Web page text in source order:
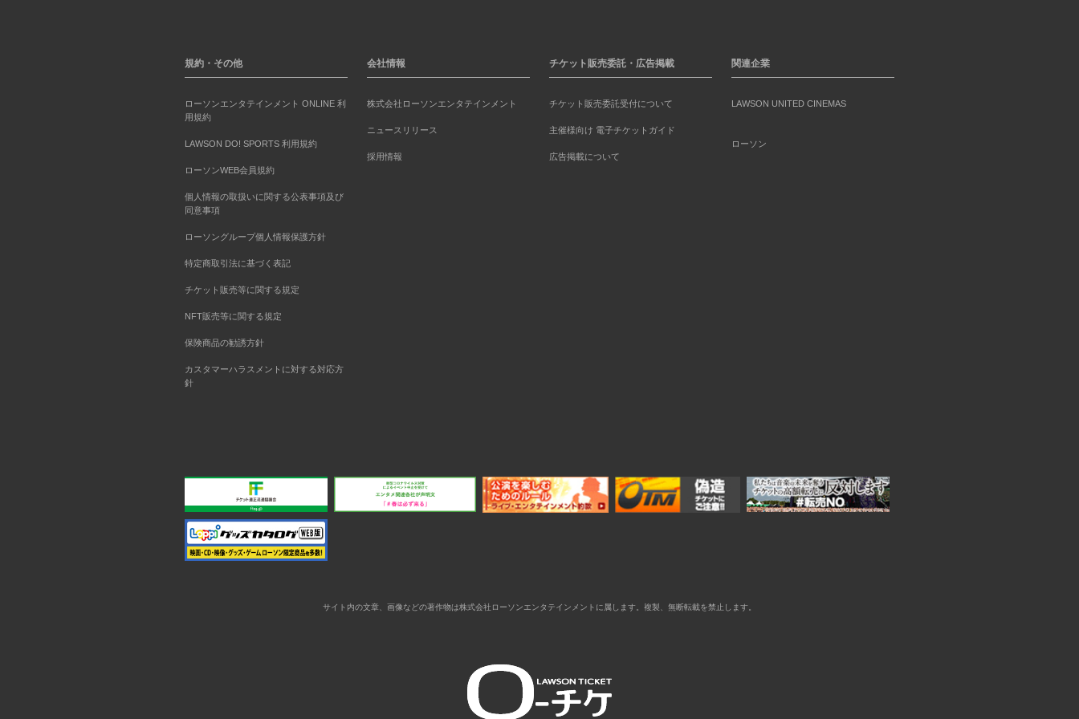
規約・その他
ローソンエンタテインメント ONLINE 利
用規約
LAWSON DO! SPORTS 利用規約
ローソンWEB会員規約
個人情報の取扱いに関する公表事項及び
同意事項
ローソングループ個人情報保護方針
特定商取引法に基づく表記
チケット販売等に関する規定
NFT販売等に関する規定
保険商品の勧誘方針
カスタマーハラスメントに対する対応方
針
会社情報
株式会社ローソンエンタテインメント
ニュースリリース
採用情報
チケット販売委託・広告掲載
チケット販売委託受付について
主催様向け 電子チケットガイド
広告掲載について
関連企業
LAWSON UNITED CINEMAS
ローソン
サイト内の文章、画像などの著作物は株式会社ローソンエンタテインメントに属します。複製、無断転載を禁止します。